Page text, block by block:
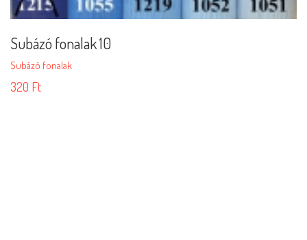
Subázó fonalak 10
Subázó fonalak
320 Ft